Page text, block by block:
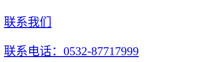
联系我们
联系电话：0532-87717999